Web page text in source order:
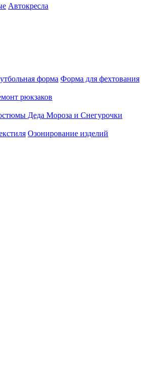
Автокресла
форма Форма для фехтования
рюкзаков
Деда Мороза и Снегурочки
Озонирование изделий